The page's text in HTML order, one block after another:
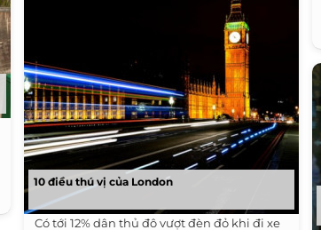
10 điều thú vị của London
Có tới 12% dân thủ đô vượt đèn đỏ khi đi xe